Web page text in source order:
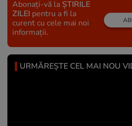
Abonați-vă la ȘTIRILE
ZILEI pentru a fi la
curent cu cele mai noi
informații.
URMĂREȘTE CEL MAI NOU